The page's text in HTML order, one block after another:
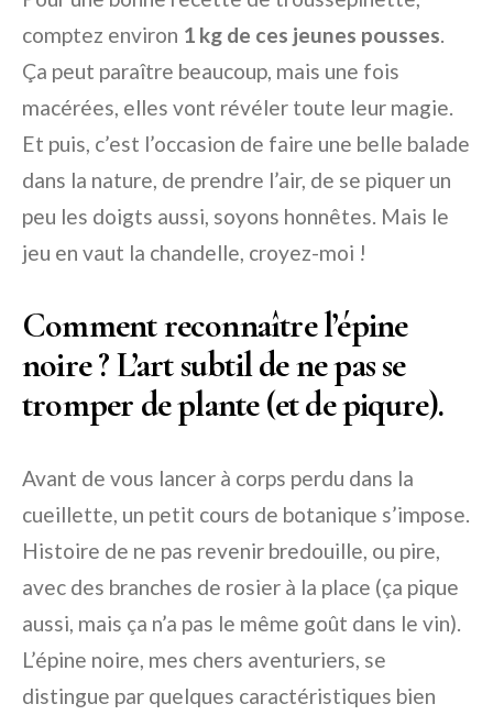
comptez environ 1 kg de ces jeunes pousses.
Ça peut paraître beaucoup, mais une fois
macérées, elles vont révéler toute leur magie.
Et puis, c’est l’occasion de faire une belle balade
dans la nature, de prendre l’air, de se piquer un
peu les doigts aussi, soyons honnêtes. Mais le
jeu en vaut la chandelle, croyez-moi !
Comment reconnaître l’épine
noire ? L’art subtil de ne pas se
tromper de plante (et de piqure).
Avant de vous lancer à corps perdu dans la
cueillette, un petit cours de botanique s’impose.
Histoire de ne pas revenir bredouille, ou pire,
avec des branches de rosier à la place (ça pique
aussi, mais ça n’a pas le même goût dans le vin).
L’épine noire, mes chers aventuriers, se
distingue par quelques caractéristiques bien